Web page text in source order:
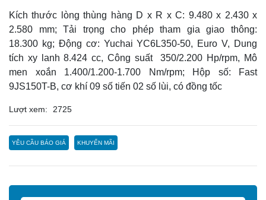
Kích thước lòng thùng hàng D x R x C: 9.480 x 2.430 x
2.580 mm; Tải trọng cho phép tham gia giao thông:
18.300 kg; Động cơ: Yuchai YC6L350-50, Euro V, Dung
tích xy lanh 8.424 cc, Công suất 350/2.200 Hp/rpm, Mô
men xoắn 1.400/1.200-1.700 Nm/rpm; Hộp số: Fast
9JS150T-B, cơ khí 09 số tiến 02 số lùi, có đồng tốc
Lượt xem: 2725
YÊU CẦU BÁO GIÁ KHUYẾN MÃI